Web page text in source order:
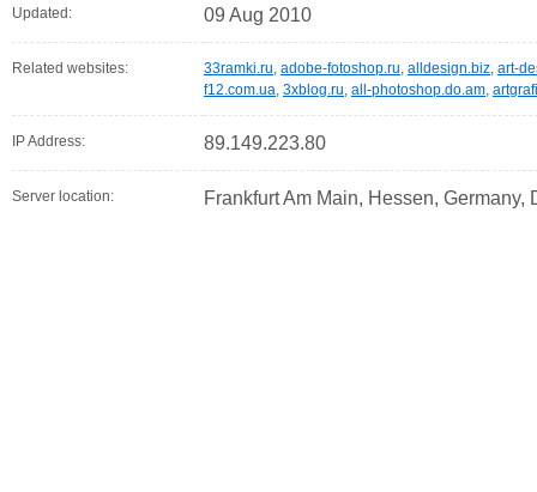
Updated: 09 Aug 2010
Related websites: 33ramki.ru, adobe-fotoshop.ru, alldesign.biz, art-
f12.com.ua, 3xblog.ru, all-photoshop.do.am,
IP Address: 89.149.223.80
Server location: Frankfurt Am Main, Hessen, Germany,